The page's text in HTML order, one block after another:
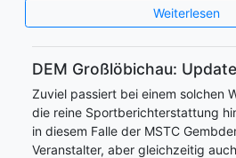
Weiterlesen
DEM Großlöbichau: Update
Zuviel passiert bei einem solchen
die reine Sportberichterstattung
in diesem Falle der MSTC
Veranstalter, aber gleichzeitig